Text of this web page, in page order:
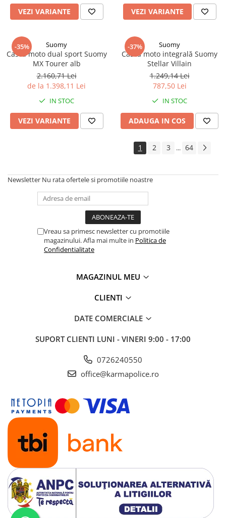
VEZI VARIANTE VEZI VARIANTE
-35% Suomy
Cască moto dual sport Suomy
MX Tourer alb
2.160,71 Lei
de la 1.398,11 Lei
IN STOC
VEZI VARIANTE
-37% Suomy
Cască moto integrală Suomy
Stellar Villain
1.249,14 Lei
787,50 Lei
IN STOC
ADAUGA IN COS
1 2 3 ... 64
Newsletter Nu rata ofertele si promotiile noastre
Vreau sa primesc newsletter cu promotiile
magazinului. Afla mai multe in Politica de
Confidentialitate
MAGAZINUL MEU
CLIENTI
DATE COMERCIALE
SUPORT CLIENTI LUNI - VINERI 9:00 - 17:00
0726240550
office@karmapolice.ro